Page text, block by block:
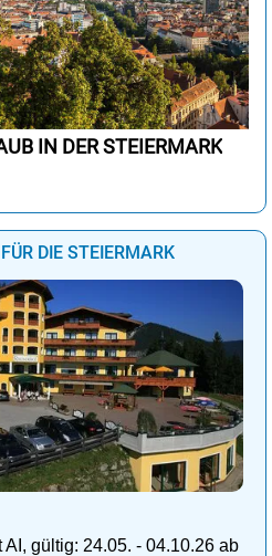
IN DER STEIERMARK
DIE STEIERMARK
gültig: 24.05. - 04.10.26 ab